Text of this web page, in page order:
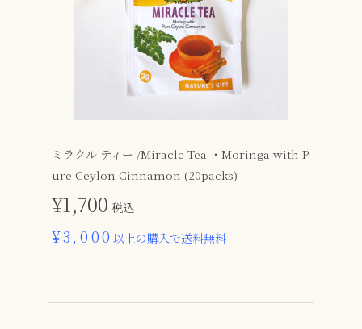
ミラクル ティー /Miracle Tea ・Moringa with P
ure Ceylon Cinnamon (20packs)
¥1,700 税込
¥3,000 以上の購入で送料無料